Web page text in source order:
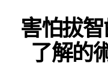
害怕拔
了解的